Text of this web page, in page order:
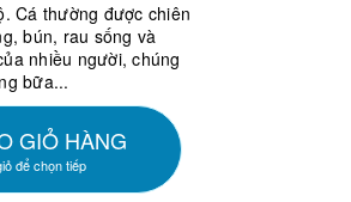
Cá thường được chiên
bún, rau sống và
nhiều người, chúng
bữa...
GIỎ HÀNG
để chọn tiếp